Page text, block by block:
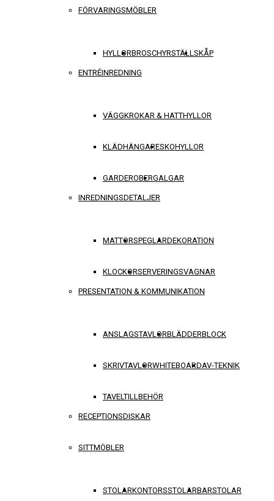
FÖRVARINGSMÖBLER
HYLLORBROSCHYRSTÄLLSKÅP
ENTRÉINREDNING
VÄGGKROKAR & HATTHYLLOR
KLÄDHÄNGARESKOHYLLOR
GARDEROBERGALGAR
INREDNINGSDETALJER
MATTORSPEGLARDEKORATION
KLOCKORSERVERINGSVAGNAR
PRESENTATION & KOMMUNIKATION
ANSLAGSTAVLORBLÄDDERBLOCK
SKRIVTAVLORWHITEBOARDAV-TEKNIK
TAVELTILLBEHÖR
RECEPTIONSDISKAR
SITTMÖBLER
STOLARKONTORSSTOLARBARSTOLAR